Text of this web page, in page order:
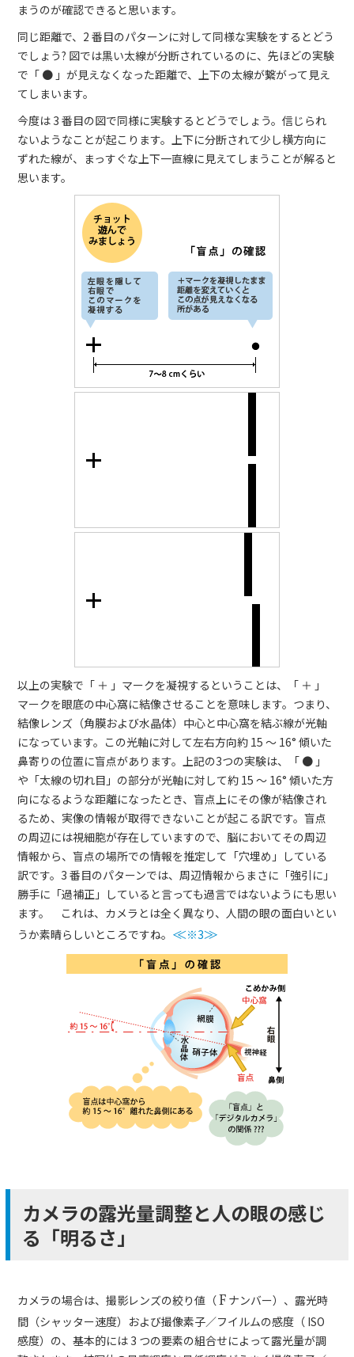
まうのが確認できると思います。
同じ距離で、2 番目のパターンに対して同様な実験をするとどう
でしょう? 図では黒い太線が分断されているのに、先ほどの実験
で「 ● 」が見えなくなった距離で、上下の太線が繋がって見え
てしまいます。
今度は 3 番目の図で同様に実験するとどうでしょう。信じられ
ないようなことが起こります。上下に分断されて少し横方向に
ずれた線が、まっすぐな上下一直線に見えてしまうことが解ると
思います。
以上の実験で「 ＋ 」マークを凝視するということは、「 ＋ 」
マークを眼底の中心窩に結像させることを意味します。つまり、
結像レンズ（角膜および水晶体）中心と中心窩を結ぶ線が光軸
になっています。この光軸に対して左右方向約 15 ～ 16° 傾いた
鼻寄りの位置に盲点があります。上記の3つの実験は、「 ● 」
や「太線の切れ目」の部分が光軸に対して約 15 ～ 16° 傾いた方
向になるような距離になったとき、盲点上にその像が結像され
るため、実像の情報が取得できないことが起こる訳です。盲点
の周辺には視細胞が存在していますので、脳においてその周辺
情報から、盲点の場所での情報を推定して「穴埋め」している
訳です。3 番目のパターンでは、周辺情報からまさに「強引に」
勝手に「過補正」していると言っても過言ではないようにも思い
ます。 これは、カメラとは全く異なり、人間の眼の面白いとい
うか素晴らしいところですね。 ≪※3≫
カメラの露光量調整と人の眼の感じ
る「明るさ」
カメラの場合は、撮影レンズの絞り値（F ナンバー）、露光時
間（シャッター速度）および撮像素子／フイルムの感度（ ISO
感度）の、基本的には 3 つの要素の組合せによって露光量が調